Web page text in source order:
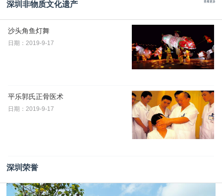
深圳非物质文化遗产 查看更多
沙头角鱼灯舞
日期：2019-9-17
平乐郭氏正骨医术
日期：2019-9-17
深圳荣誉